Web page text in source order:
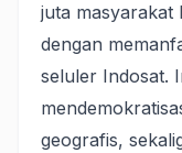
juta masyarakat
dengan
seluler Indosat.
geografis,